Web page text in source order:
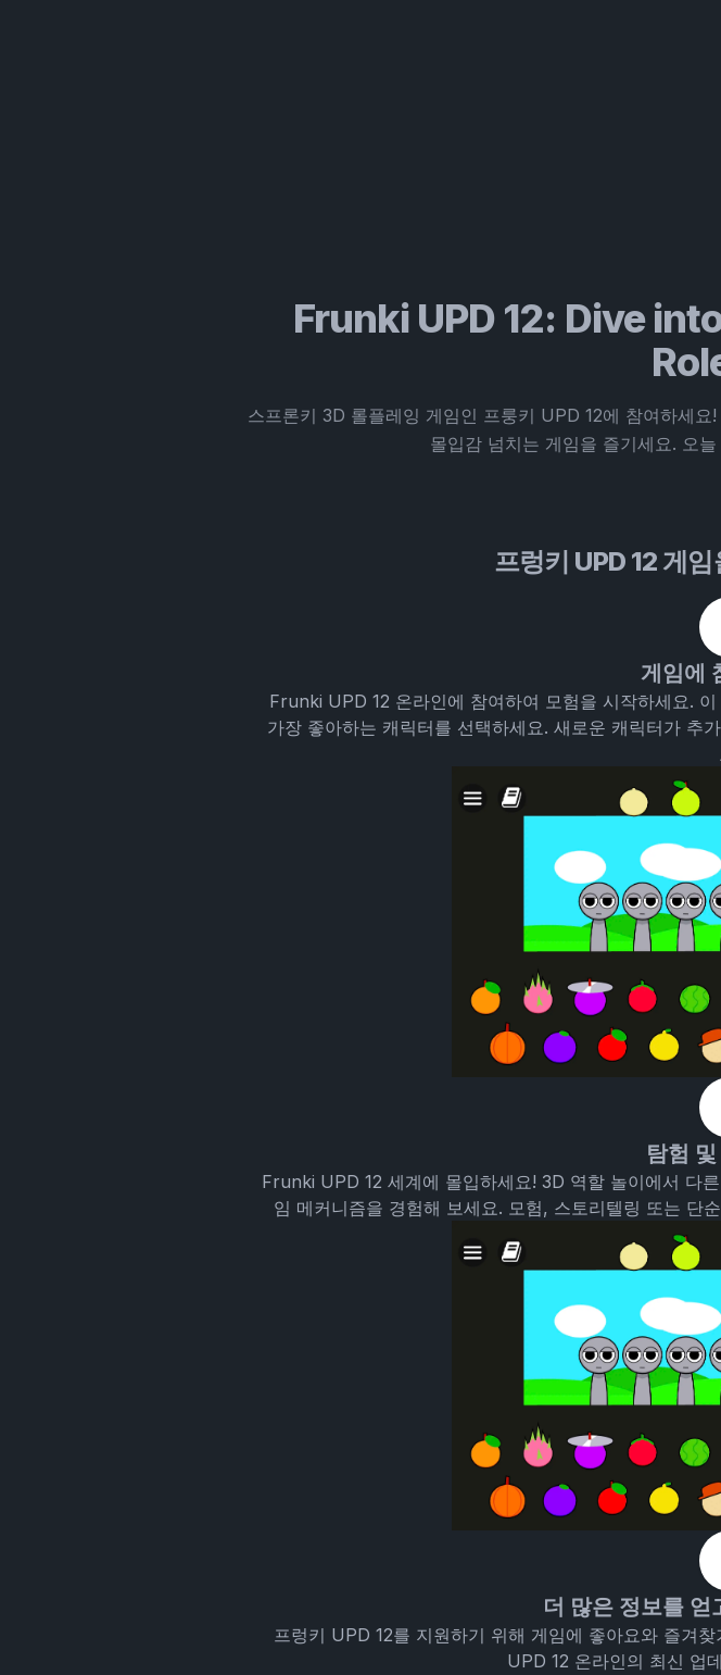
Frunki UPD 12: Dive
스프론키 3D 롤플레잉 게임인 프룽키 UPD 12에 참여하세
몰입감 넘치는 게임을 즐기세요. 오
프렁키 UPD 12 게
게임에
Frunki UPD 12 온라인에 참여하여 모험을 시작하세요.
가장 좋아하는 캐릭터를 선택하세요. 새로운 캐릭터가 추
탐험
Frunki UPD 12 세계에 몰입하세요! 3D 역할 놀이에서 다
임 메커니즘을 경험해 보세요. 모험, 스토리텔링 또는 단
더 많은 정보를 얻
프렁키 UPD 12를 지원하기 위해 게임에 좋아요와 즐겨
UPD 12 온라인의 최신 업